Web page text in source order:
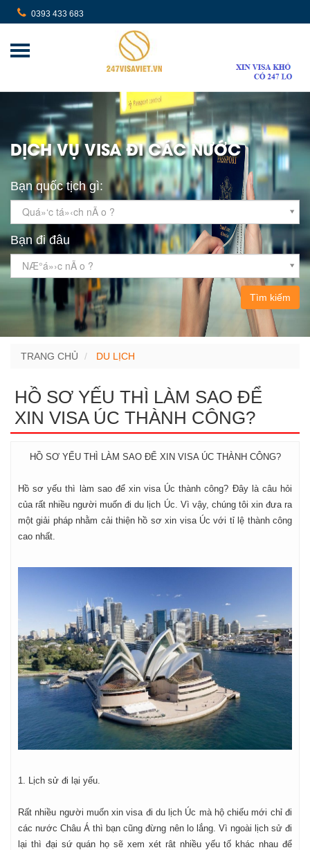
0393 433 683
DỊCH VỤ VISA ĐI CÁC NƯỚC
Bạn quốc tịch gì:
Quá»‘c tá»‹ch nÃ o ?
Bạn đi đâu
NÆ°á»›c nÃ o ?
Tìm kiếm
TRANG CHỦ DU LỊCH
HỒ SƠ YẾU THÌ LÀM SAO ĐỂ
XIN VISA ÚC THÀNH CÔNG?
HỒ SƠ YẾU THÌ LÀM SAO ĐỂ XIN VISA ÚC THÀNH CÔNG?
Hồ sơ yếu thì làm sao để xin visa Úc thành công? Đây là câu hỏi
của rất nhiều người muốn đi du lịch Úc. Vì vậy, chúng tôi xin đưa ra
một giải pháp nhằm cải thiện hồ sơ xin visa Úc với tỉ lệ thành công
cao nhất.
1. Lịch sử đi lại yếu.
Rất nhiều người muốn xin visa đi du lịch Úc mà hộ chiếu mới chỉ đi
các nước Châu Á thì bạn cũng đừng nên lo lắng. Vì ngoài lịch sử đi
lại thì đại sứ quán họ sẽ xem xét rât nhiều yếu tố khác nhau để